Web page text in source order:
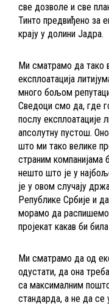
све дозволе и све
Тинто предвиђено за
крају у долини Јадра.
Ми сматрамо да тако
експлоатација
много бољом
Сведоци смо да, где
послу експлоатације
апсолутну пустош.
што ми тако велике
страним компанијама
нешто што је у
је у овом случају
Републике Србије и
морамо да распишемо
пројекат какав би
Ми сматрамо да од
одустати, да она
са максималним
стандарда, а не да